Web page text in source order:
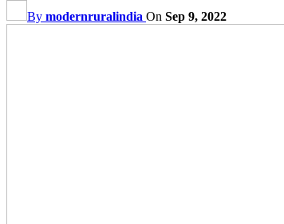
By modernruralindia On Sep 9, 2022